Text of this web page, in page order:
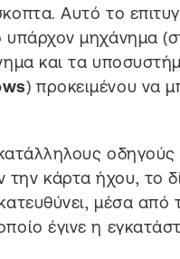
Αυτό το
υπάρχον μηχάνημα
και τα
) προκειμένου να
οδηγούς
κάρτα ήχου, το
μέσα από
έγινε η